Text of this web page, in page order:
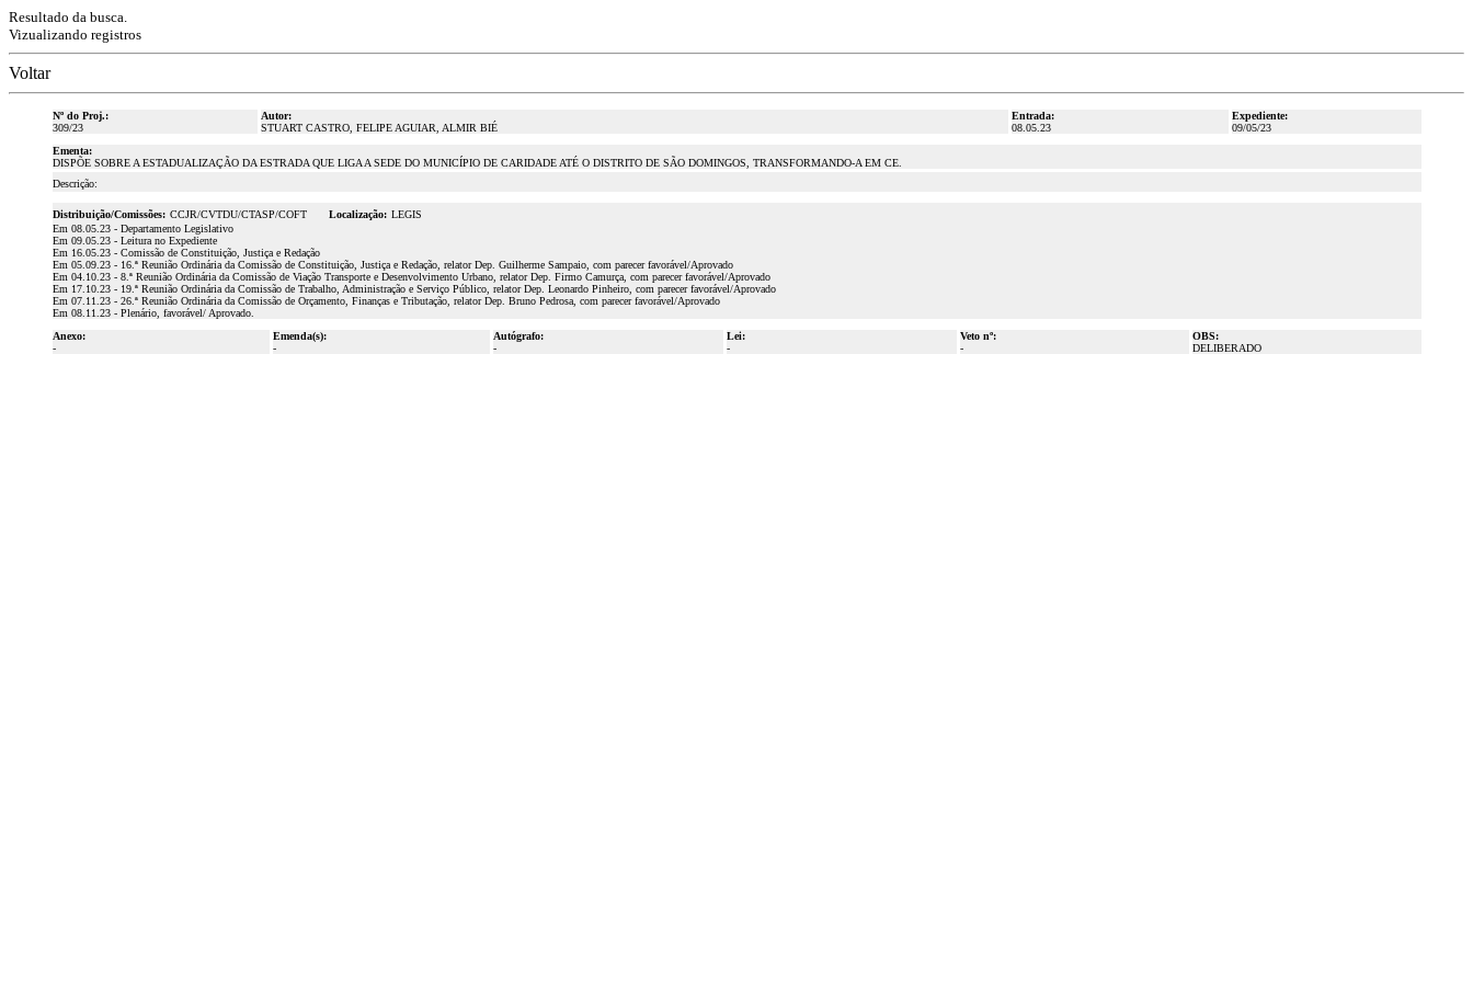
Resultado da busca.
Vizualizando registros
Voltar
Nº do Proj.:
309/23
Autor:
STUART CASTRO, FELIPE AGUIAR, ALMIR BIÉ
Entrada:
08.05.23
Expediente:
09/05/23
Ementa:
DISPÕE SOBRE A ESTADUALIZAÇÃO DA ESTRADA QUE LIGA A SEDE DO MUNICÍPIO DE CARIDADE ATÉ O DISTRITO DE SÃO DOMINGOS, TRANSFORMANDO-A EM CE.
Descrição:
Distribuição/Comissões: CCJR/CVTDU/CTASP/COFT Localização: LEGIS
Em 08.05.23 - Departamento Legislativo
Em 09.05.23 - Leitura no Expediente
Em 16.05.23 - Comissão de Constituição, Justiça e Redação
Em 05.09.23 - 16.ª Reunião Ordinária da Comissão de Constituição, Justiça e Redação, relator Dep. Guilherme Sampaio, com parecer favorável/Aprovado
Em 04.10.23 - 8.ª Reunião Ordinária da Comissão de Viação Transporte e Desenvolvimento Urbano, relator Dep. Firmo Camurça, com parecer favorável/Aprovado
Em 17.10.23 - 19.ª Reunião Ordinária da Comissão de Trabalho, Administração e Serviço Público, relator Dep. Leonardo Pinheiro, com parecer favorável/Aprovado
Em 07.11.23 - 26.ª Reunião Ordinária da Comissão de Orçamento, Finanças e Tributação, relator Dep. Bruno Pedrosa, com parecer favorável/Aprovado
Em 08.11.23 - Plenário, favorável/ Aprovado.
Anexo:
-
Emenda(s):
-
Autógrafo:
-
Lei:
-
Veto nº:
-
OBS:
DELIBERADO